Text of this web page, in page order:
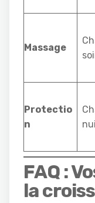
Massage
Protectio
n
FAQ :
la